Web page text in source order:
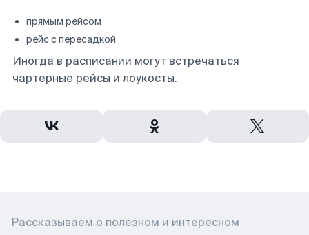
прямым рейсом
рейс с пересадкой
Иногда в расписании могут встречаться
чартерные рейсы и лоукосты.
Рассказываем о полезном и интересном